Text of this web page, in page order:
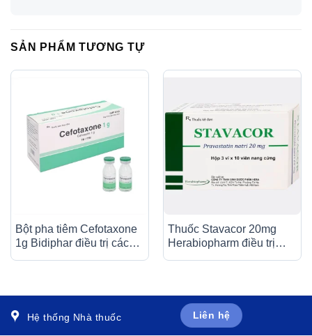
SẢN PHẨM TƯƠNG TỰ
Bột pha tiêm Cefotaxone
1g Bidiphar điều trị các
Thuốc Stavacor 20mg
Herabiopharm điều trị
Hệ thống Nhà thuốc Liên hệ